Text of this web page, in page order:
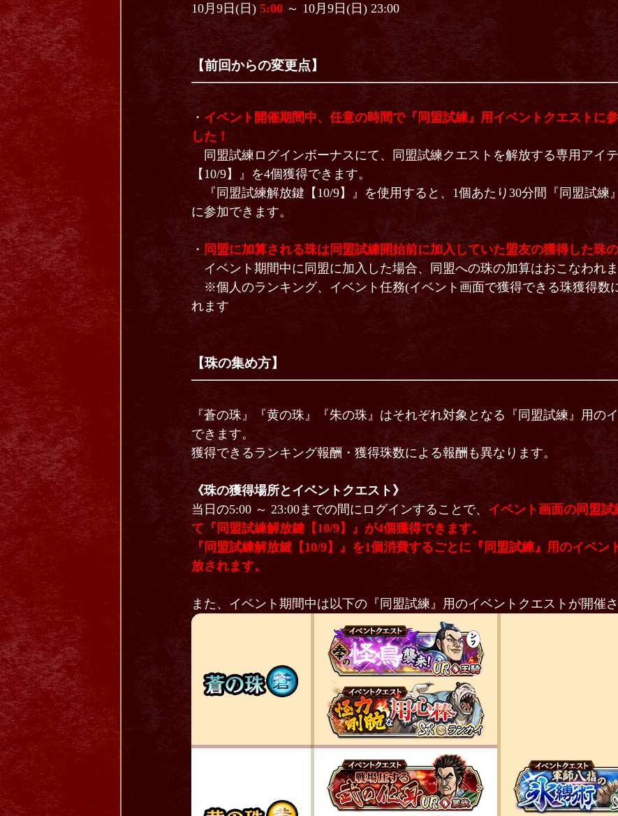
10月9日(日) 5:00～ 10月9日(日) 23:00
【前回からの変更点】
・ イベント開催期間中、任意の時間で『同盟試練』用イベントクエストに
した！
同盟試練ログインボーナスにて、同盟試練クエストを解放する専用アイ
【10/9】』を4個獲得できます。
『同盟試練解放鍵【10/9】』を使用すると、1個あたり30分間『同盟試練
に参加できます。
・ 同盟に加算される珠は同盟試練開始前に加入していた盟友の獲得した珠の
イベント期間中に同盟に加入した場合、同盟への珠の加算はおこなわれま
※個人のランキング、イベント任務(イベント画面で獲得できる珠獲得数
れます
【珠の集め方】
『蒼の珠』『黄の珠』『朱の珠』はそれぞれ対象となる『同盟試練』用の
できます。
獲得できるランキング報酬・獲得珠数による報酬も異なります。
《珠の獲得場所とイベントクエスト》
当日の5:00 ～ 23:00までの間にログインすることで、 イベント画面の同盟
て『同盟試練解放鍵【10/9】』が4個獲得できます。
『同盟試練解放鍵【10/9】』を1個消費するごとに『同盟試練』用のイベン
放されます。
また、イベント期間中は以下の『同盟試練』用のイベントクエストが開催さ